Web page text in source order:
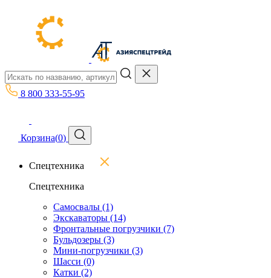
8 800 333-55-95
Корзина(0)
Спецтехника
Спецтехника
Самосвалы (1)
Экскаваторы (14)
Фронтальные погрузчики (7)
Бульдозеры (3)
Мини-погрузчики (3)
Шасси (0)
Катки (2)